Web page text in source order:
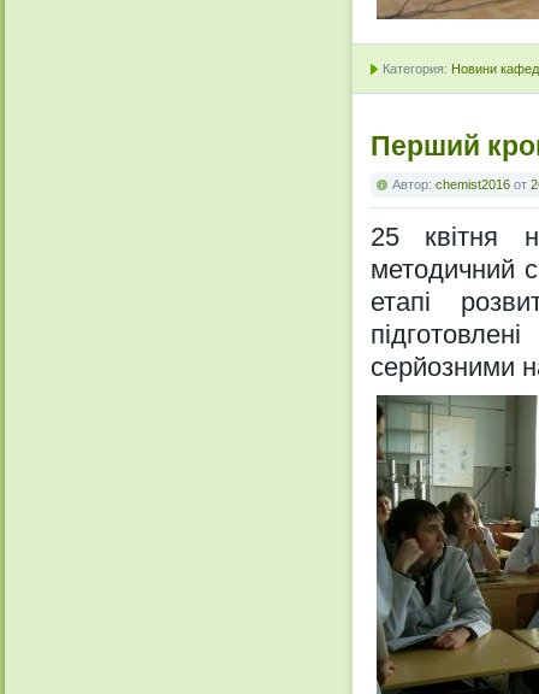
Категория: Новини
Перший
Автор: chemist2016 от
25 квітня
методичний
етапі
серйозними